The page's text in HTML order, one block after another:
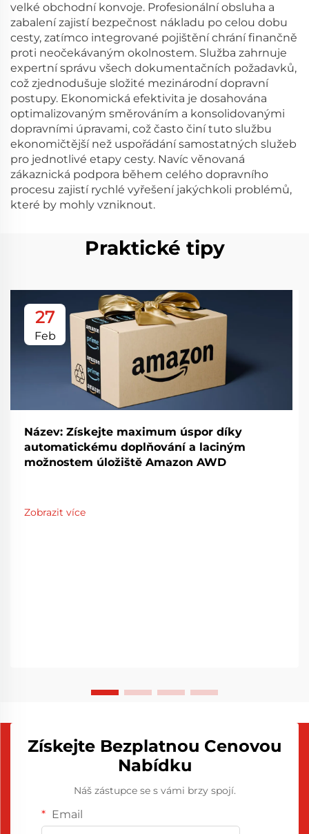
velké obchodní konvoje. Profesionální obsluha a
zabalení zajistí bezpečnost nákladu po celou dobu
cesty, zatímco integrované pojištění chrání finančně
proti neočekávaným okolnostem. Služba zahrnuje
expertní správu všech dokumentačních požadavků,
což zjednodušuje složité mezinárodní dopravní
postupy. Ekonomická efektivita je dosahována
optimalizovaným směrováním a konsolidovanými
dopravními úpravami, což často činí tuto službu
ekonomičtější než uspořádání samostatných služeb
pro jednotlivé etapy cesty. Navíc věnovaná
zákaznická podpora během celého dopravního
procesu zajistí rychlé vyřešení jakýchkoli problémů,
které by mohly vzniknout.
Praktické tipy
27
Feb
Název: Získejte maximum úspor díky
automatickému doplňování a laciným
možnostem úložiště Amazon AWD
Zobrazit více
Získejte Bezplatnou Cenovou
Nabídku
Náš zástupce se s vámi brzy spojí.
Email